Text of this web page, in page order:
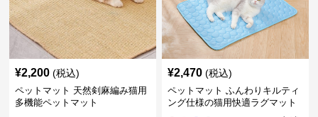
¥2,200 (税込)
ペットマット 天然剣麻編み猫用
多機能ペットマット
¥2,470 (税込)
ペットマット ふんわりキルティ
ング仕様の猫用快適ラグマット